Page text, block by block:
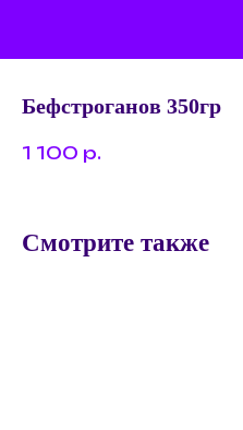
Бефстроганов 350гр
1 100 р.
Смотрите также